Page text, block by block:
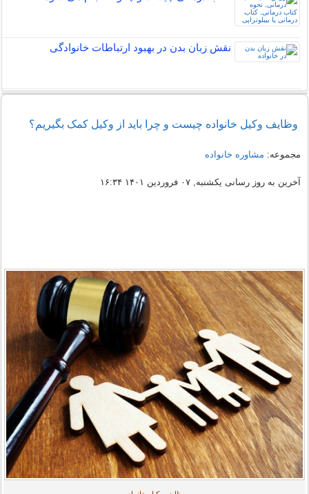
نقش زبان بدن در بهبود ارتباطات خانوادگی
وظایف وکیل خانواده چیست و چرا باید از وکیل کمک بگیریم؟
مجموعه: مشاوره خانواده
آخرین به روز رسانی یکشنبه, ۰۷ فروردین ۱۴۰۱ ۱۶:۳۴